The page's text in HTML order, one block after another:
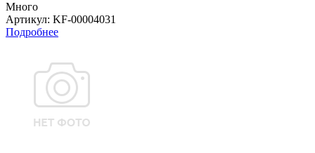
Много
Артикул: KF-00004031
Подробнее